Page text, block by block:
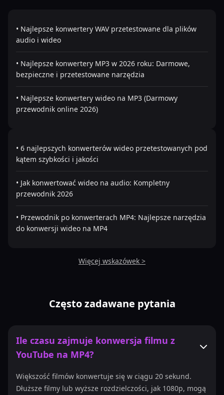
• Najlepsze konwertery WAV przetestowane dla plików
audio i wideo
• Najlepsze konwertery MP3 w 2026 roku: Darmowe,
bezpieczne i przetestowane narzędzia
• Najlepsze konwertery wideo na MP3 (Darmowy
przewodnik online 2026)
• 6 najlepszych konwerterów wideo przetestowanych pod
kątem szybkości i jakości
• Jak konwertować wideo na audio: Kompletny
przewodnik 2026
• Przewodnik po konwerterach MP4: Najlepsze narzędzia
do konwersji wideo na MP4
Więcej wskazówek >
Często zadawane pytania
Ile czasu zajmuje konwersja filmu z
YouTube na MP4?
Większość filmów konwertuje się w ciągu 20 sekund.
Dłuższe filmy lub wyższe rozdzielczości, jak 1080p, mogą